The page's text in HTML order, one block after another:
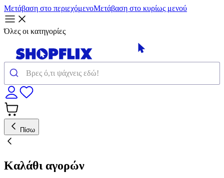
Μετάβαση στο περιεχόμενοΜετάβαση στο κυρίως μενού
Όλες οι κατηγορίες
Πίσω
Καλάθι αγορών